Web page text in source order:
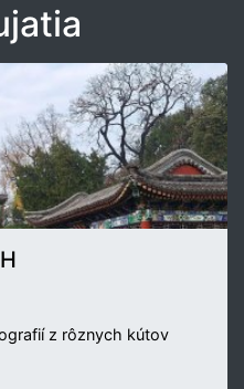
z rôznych kútov